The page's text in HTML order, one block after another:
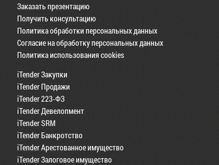
Заказать презентацию
Получить консультацию
Политика обработки персональных данных
Согласие на обработку персональных данных
Политика использования cookies
iTender Закупки
iTender Продажи
iTender 223-ФЗ
iTender Девелопмент
iTender SRM
iTender Банкротство
iTender Арестованное имущество
iTender Залоговое имущество